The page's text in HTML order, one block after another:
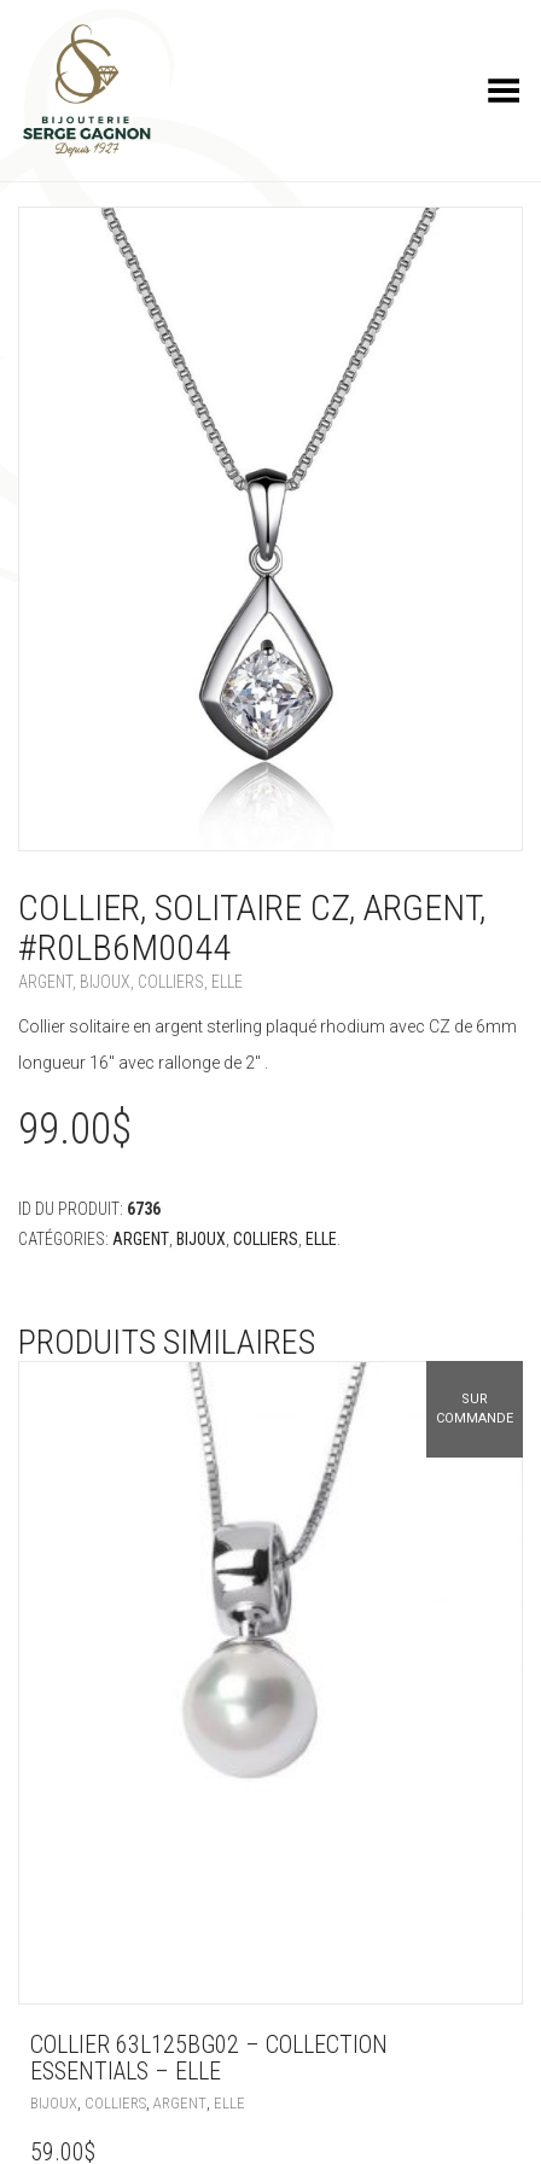
Toggle Menu
COLLIER, SOLITAIRE CZ, ARGENT,
#R0LB6M0044
ARGENT, BIJOUX COLLIERS ELLE
Collier solitaire en argent sterling plaqué rhodium avec CZ de 6mm
longueur 16″ avec rallonge de 2″ .
99.00$
ID DU PRODUIT: 6736
CATÉGORIES: ARGENT BIJOUX COLLIERS ELLE
PRODUITS SIMILAIRES
SUR
COMMANDE
COLLIER 63L125BG02 – COLLECTION
ESSENTIALS – ELLE
BIJOUX COLLIERS ARGENT ELLE
59.00$